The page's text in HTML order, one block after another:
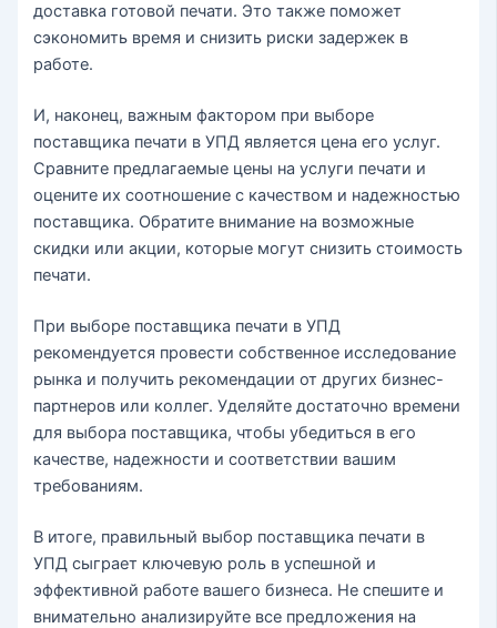
доставка готовой печати. Это также поможет
сэкономить время и снизить риски задержек в
работе.
И, наконец, важным фактором при выборе
поставщика печати в УПД является цена его услуг.
Сравните предлагаемые цены на услуги печати и
оцените их соотношение с качеством и надежностью
поставщика. Обратите внимание на возможные
скидки или акции, которые могут снизить стоимость
печати.
При выборе поставщика печати в УПД
рекомендуется провести собственное исследование
рынка и получить рекомендации от других бизнес-
партнеров или коллег. Уделяйте достаточно времени
для выбора поставщика, чтобы убедиться в его
качестве, надежности и соответствии вашим
требованиям.
В итоге, правильный выбор поставщика печати в
УПД сыграет ключевую роль в успешной и
эффективной работе вашего бизнеса. Не спешите и
внимательно анализируйте все предложения на